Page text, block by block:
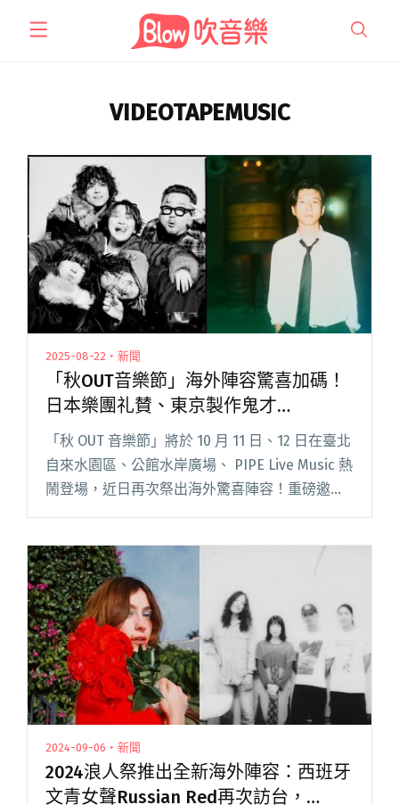
VIDEOTAPEMUSIC
2025-08-22・新聞
「秋OUT音樂節」海外陣容驚喜加碼！
日本樂團礼賛、東京製作鬼才
VIDEOTAPEMUSIC、蒙古樂團NaraBara
參戰
「秋 OUT 音樂節」將於 10 月 11 日、12 日在臺北
自來水園區、公館水岸廣場、 PIPE Live Music 熱
鬧登場，近日再次祭出海外驚喜陣容！重磅邀請
日本話題樂團組合「礼賛」首次登台，第一次的
"「秋OUT音樂節」海外陣容驚喜加碼！日本樂團
礼賛、東京製作鬼才VIDEOTAPEMUSIC、蒙古樂
團NaraBara參戰"
2024-09-06・新聞
2024浪人祭推出全新海外陣容：西班牙
文青女聲Russian Red再次訪台，